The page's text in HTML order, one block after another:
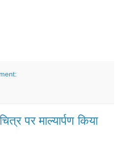
पर माल्यार्पण किया